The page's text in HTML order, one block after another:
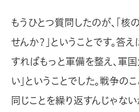
もうひとつ質問したのが、「
せんか？」ということです。答
すればもっと軍備を整え、軍
い」ということでした。戦争の
同じことを繰り返すんじゃない